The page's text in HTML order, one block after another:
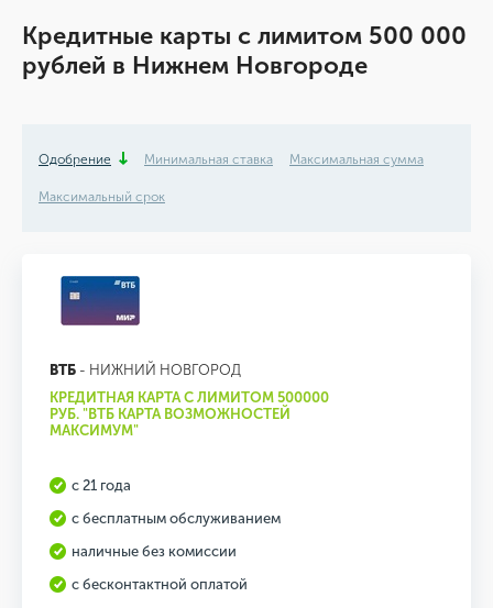
Кредитные карты с лимитом 500 000
рублей в Нижнем Новгороде
Одобрение Минимальная ставка Максимальная сумма
Максимальный срок
ВТБ - НИЖНИЙ НОВГОРОД
КРЕДИТНАЯ КАРТА С ЛИМИТОМ 500000
РУБ. "ВТБ КАРТА ВОЗМОЖНОСТЕЙ
МАКСИМУМ"
с 21 года
с бесплатным обслуживанием
наличные без комиссии
с бесконтактной оплатой